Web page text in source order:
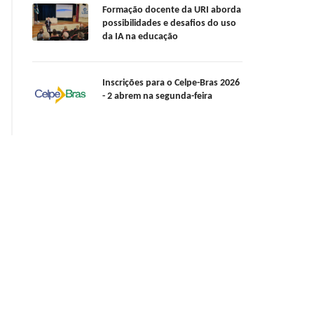
Formação docente da URI aborda
possibilidades e desafios do uso
da IA na educação
Inscrições para o Celpe-Bras 2026
- 2 abrem na segunda-feira